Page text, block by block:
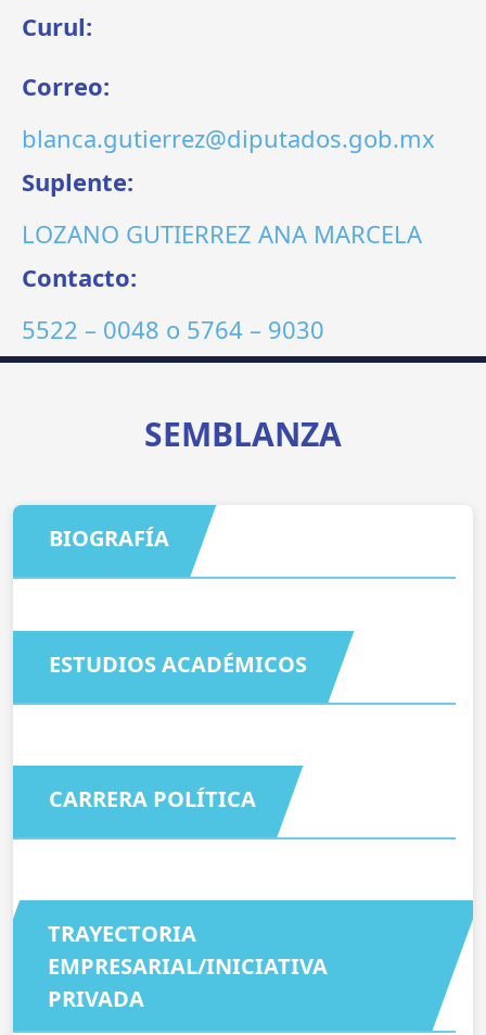
Curul:
Correo:
blanca.gutierrez@diputados.gob.mx
Suplente:
LOZANO GUTIERREZ ANA MARCELA
Contacto:
5522 – 0048 o 5764 – 9030
SEMBLANZA
BIOGRAFÍA
ESTUDIOS ACADÉMICOS
CARRERA POLÍTICA
TRAYECTORIA
EMPRESARIAL/INICIATIVA
PRIVADA